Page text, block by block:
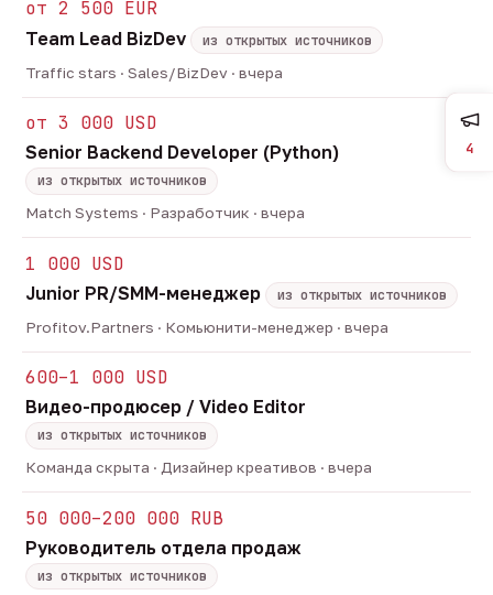
от 2 500 EUR
Team Lead BizDev
из открытых источников
Traffic stars · Sales/BizDev · вчера
от 3 000 USD
Senior Backend Developer (Python)
из открытых источников
Match Systems · Разработчик · вчера
1 000 USD
Junior PR/SMM-менеджер
из открытых источников
Profitov.Partners · Комьюнити-менеджер · вчера
600–1 000 USD
Видео-продюсер / Video Editor
из открытых источников
Команда скрыта · Дизайнер креативов · вчера
50 000–200 000 RUB
Руководитель отдела продаж
из открытых источников
4